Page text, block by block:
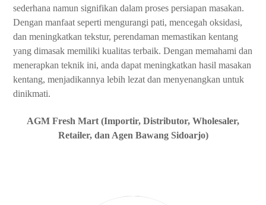
sederhana namun signifikan dalam proses persiapan masakan.
Dengan manfaat seperti mengurangi pati, mencegah oksidasi,
dan meningkatkan tekstur, perendaman memastikan kentang
yang dimasak memiliki kualitas terbaik. Dengan memahami dan
menerapkan teknik ini, anda dapat meningkatkan hasil masakan
kentang, menjadikannya lebih lezat dan menyenangkan untuk
dinikmati.
AGM Fresh Mart (Importir, Distributor, Wholesaler,
Retailer, dan Agen Bawang Sidoarjo)